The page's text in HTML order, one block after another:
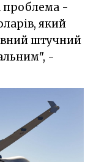
проблема -
який
штучний
-